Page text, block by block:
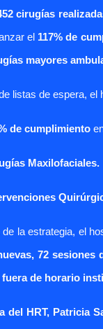
cirugías
el 117% de
mayores
listas de espera, el
de cumplimiento
Maxilofaciales.
de la estrategia, el
72 sesiones
de horario
del HRT, Patricia